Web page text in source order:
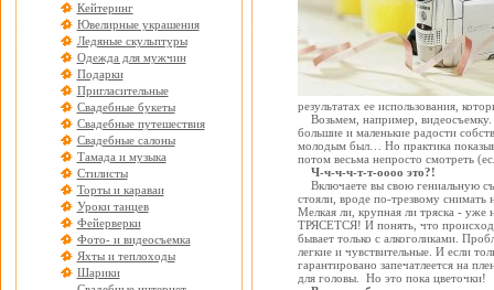
Кейтеринг
Ювелирные украшения
Ледяные скульптуры
Одежда для мужчин
Подарки
Пригласительные
Свадебные букеты
Свадебные путешествия
Свадебные салоны
Тамада и музыка
Стилисты
Торты и караваи
Уроки танцев
Фейерверки
Фото- и видеосъемка
Яхты и теплоходы
Шарики
результатах ее использования,
Возьмем, например, видеосъемку.
большие и маленькие радости
молодым был… Но практика
потом весьма непросто смотреть
Ч-ч-ч-ч-т-т-оооо это?!
Включаете вы свою гениальную
стояли, вроде по-трезвому
Мелкая ли, крупная ли тряска - уже
ТРЯСЕТСЯ! И понять, что
бывает только с алкоголиками.
легкие и чувствительные. И если
гарантировано запечатлеется на
для головы. Но это пока цветочки!